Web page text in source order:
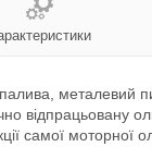
металевий
відпрацьовану
самої моторної